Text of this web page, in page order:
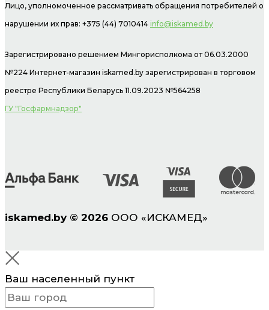
Лицо, уполномоченное рассматривать обращения потребителей о
нарушении их прав: +375 (44) 7010414 info@iskamed.by
Зарегистрировано решением Мингорисполкома от 06.03.2000
№224 Интернет-магазин iskamed.by зарегистрирован в торговом
реестре Республики Беларусь 11.09.2023 №564258
ГУ "Госфармнадзор"
iskamed.by © 2026 ООО «ИСКАМЕД»
Ваш населенный пункт